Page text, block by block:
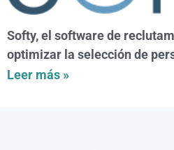
Softy, el software de
optimizar la selección de
Leer más »